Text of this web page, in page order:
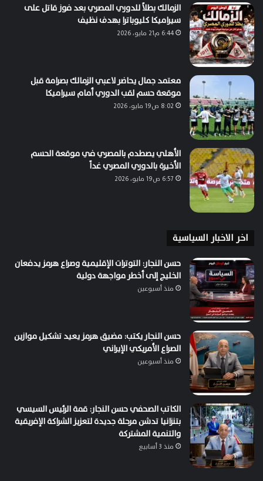
الزمالك بطلاً للدوري المصري بعد فوز قاتل على
سيراميكا كليوباترا بهدف نظيف
6:44 م21 مايو، 2026
معتمد جمال يحاضر لاعبي الزمالك بصرامة قبل
موقعة حسم لقب الدوري أمام سيراميكا
8:02 ص19 مايو، 2026
الأهلي يصطدم بالمصري في موقعة الحسم
الأخيرة بالدوري المصري غداً
6:57 ص19 مايو، 2026
اخر الاخبار السياسية
حسن النجار: التوترات الإقليمية وصراع هرمز يدفعان
الخليج إلى أخطر مواجهة دولية
منذ أسبوعين
حسن النجار يكتب: مضيق هرمز يعيد تشكيل موازين
الصراع الأمريكي الإيراني
منذ أسبوعين
الكاتب الصحفي حسن النجار: قمة الرئيس السيسي
بتنزانيا تدشن مرحلة جديدة لتعزيز الشراكة الإفريقية
والتنمية المشتركة
منذ 3 أسابيع